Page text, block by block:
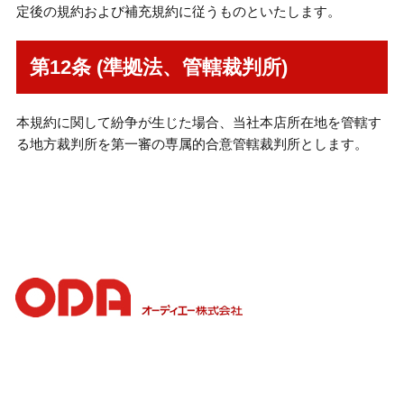
定後の規約および補充規約に従うものといたします。
第12条 (準拠法、管轄裁判所)
本規約に関して紛争が生じた場合、当社本店所在地を管轄す
る地方裁判所を第一審の専属的合意管轄裁判所とします。